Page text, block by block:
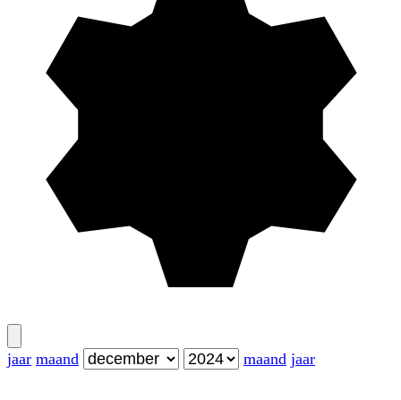
jaar maand maand jaar